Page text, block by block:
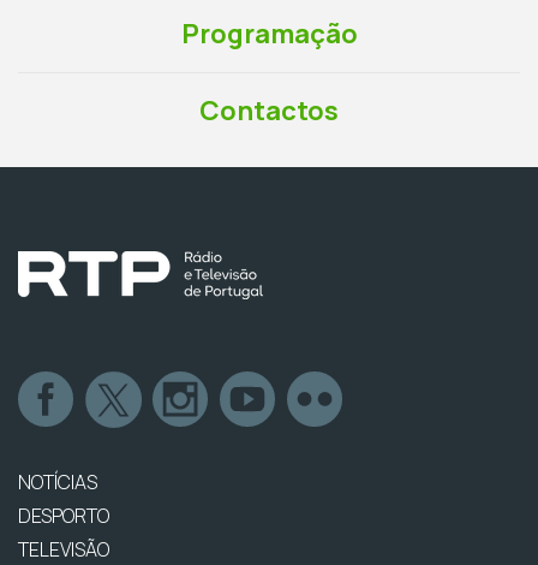
Programação
Contactos
NOTÍCIAS
DESPORTO
TELEVISÃO